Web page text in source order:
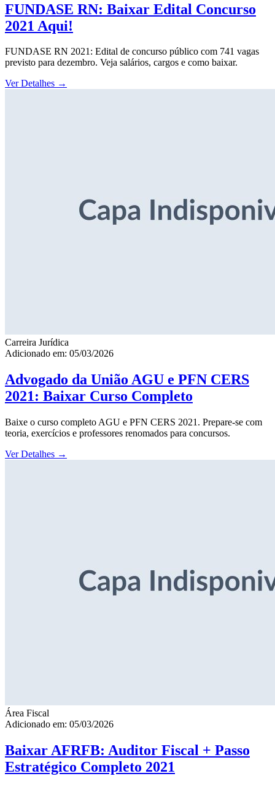
FUNDASE RN: Baixar Edital Concurso
2021 Aqui!
FUNDASE RN 2021: Edital de concurso público com 741 vagas
previsto para dezembro. Veja salários, cargos e como baixar.
Ver Detalhes →
Carreira Jurídica
Adicionado em: 05/03/2026
Advogado da União AGU e PFN CERS
2021: Baixar Curso Completo
Baixe o curso completo AGU e PFN CERS 2021. Prepare-se com
teoria, exercícios e professores renomados para concursos.
Ver Detalhes →
Área Fiscal
Adicionado em: 05/03/2026
Baixar AFRFB: Auditor Fiscal + Passo
Estratégico Completo 2021